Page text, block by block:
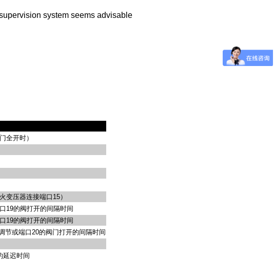
system seems advisable
全开时）
变压器连接端口15）
19的阀打开的间隔时间
19的阀打开的间隔时间
节或端口 20的阀门打开的间隔时间
延迟时间